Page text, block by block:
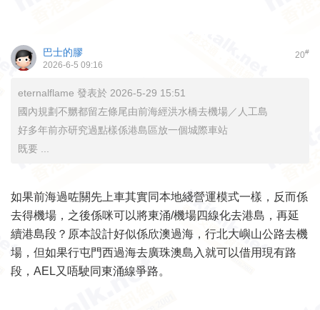
20#
巴士的膠
2026-6-5 09:16
eternalflame 發表於 2026-5-29 15:51
國內規劃不嬲都留左條尾由前海經洪水橋去機場／人工島
好多年前亦研究過點樣係港島區放一個城際車站
既要 ...
如果前海過咗關先上車其實同本地綫營運模式一樣，反而係
去得機場，之後係咪可以將東涌/機場四線化去港島，再延
續港島段？原本設計好似係欣澳過海，行北大嶼山公路去機
場，但如果行屯門西過海去廣珠澳島入就可以借用現有路
段，AEL又唔駛同東涌線爭路。